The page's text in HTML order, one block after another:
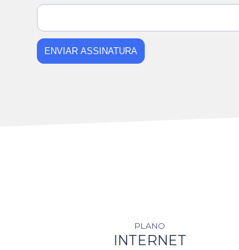
ENVIAR ASSINATURA
PLANO
INTERNET